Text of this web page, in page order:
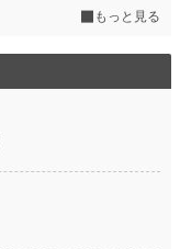
もっと見る